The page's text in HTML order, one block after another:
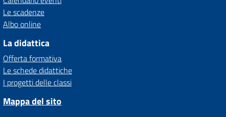
Le scadenze
Albo online
La didattica
Offerta formativa
Le schede didattiche
I progetti delle classi
Mappa del sito